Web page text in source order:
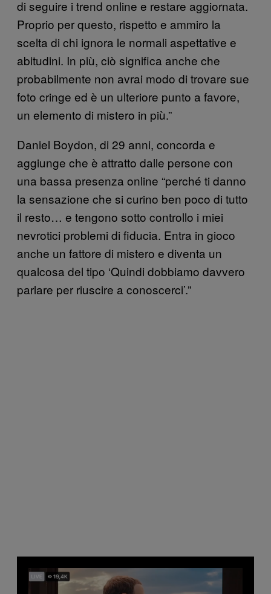
di seguire i trend online e restare aggiornata.
Proprio per questo, rispetto e ammiro la
scelta di chi ignora le normali aspettative e
abitudini. In più, ciò significa anche che
probabilmente non avrai modo di trovare sue
foto cringe ed è un ulteriore punto a favore,
un elemento di mistero in più.”
Daniel Boydon, di 29 anni, concorda e
aggiunge che è attratto dalle persone con
una bassa presenza online “perché ti danno
la sensazione che si curino ben poco di tutto
il resto… e tengono sotto controllo i miei
nevrotici problemi di fiducia. Entra in gioco
anche un fattore di mistero e diventa un
qualcosa del tipo ‘Quindi dobbiamo davvero
parlare per riuscire a conoscerci’.”